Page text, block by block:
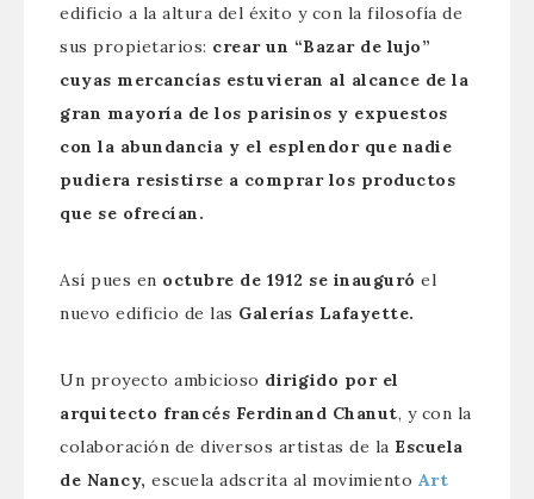
edificio a la altura del éxito y con la filosofía de
sus propietarios: crear un “Bazar de lujo”
cuyas mercancías estuvieran al alcance de la
gran mayoría de los parisinos y expuestos
con la abundancia y el esplendor que nadie
pudiera resistirse a comprar los productos
que se ofrecían.
Así pues en octubre de 1912 se inauguró el
nuevo edificio de las Galerías Lafayette.
Un proyecto ambicioso dirigido por el
arquitecto francés Ferdinand Chanut, y con la
colaboración de diversos artistas de la Escuela
de Nancy, escuela adscrita al movimiento Art